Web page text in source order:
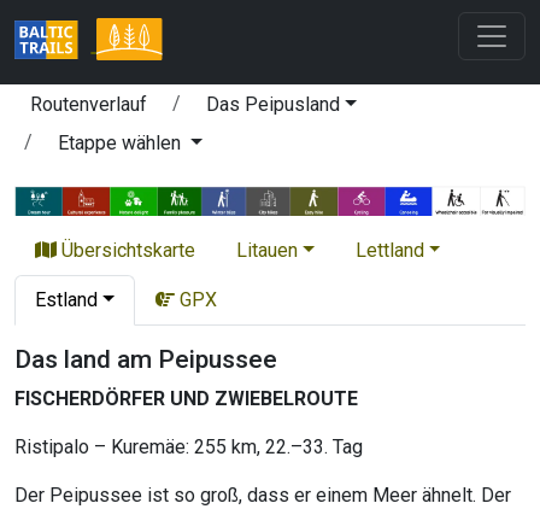
Routenverlauf
Das Peipusland
Etappe wählen
Übersichtskarte Litauen Lettland
Estland GPX
Das land am Peipussee
FISCHERDÖRFER UND ZWIEBELROUTE
Ristipalo – Kuremäe: 255 km, 22.–33. Tag
Der Peipussee ist so groß, dass er einem Meer ähnelt. Der